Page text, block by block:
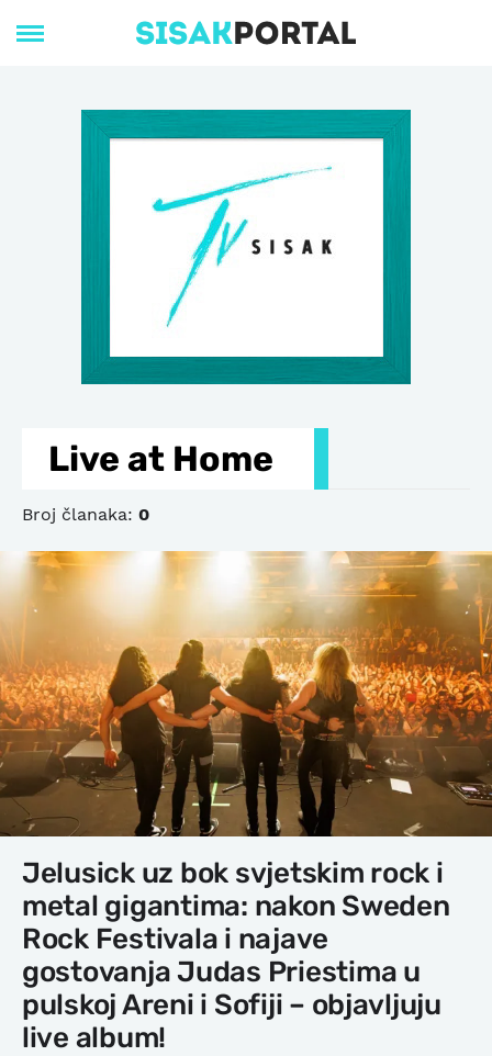
Live at Home
Broj članaka: 0
Jelusick uz bok svjetskim rock i
metal gigantima: nakon Sweden
Rock Festivala i najave
gostovanja Judas Priestima u
pulskoj Areni i Sofiji – objavljuju
live album!